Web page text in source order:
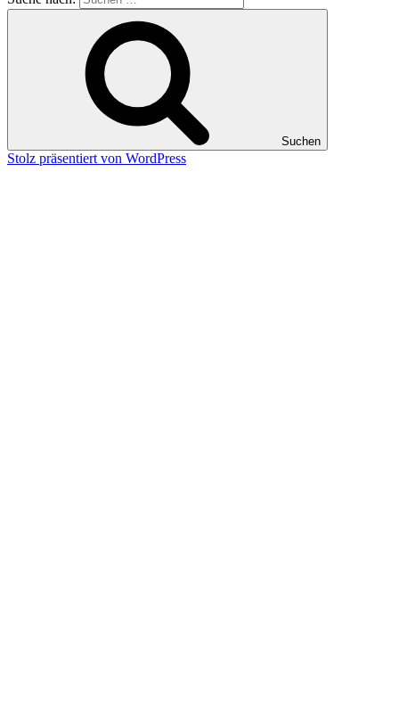
Suchen
Stolz präsentiert von WordPress